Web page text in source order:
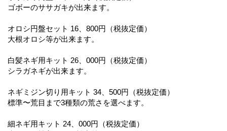
ゴボーのササガキが出来ます。
オロシ円盤セット 16、800円（税抜定価）
大根オロシ等が出来ます。
白髪ネギ用キット 26、000円（税抜定価）
シラガネギが出来ます。
ネギミジン切り用キット 34、500円（税抜定価）
標準〜荒目まで3種類の荒さを選べます。
細ネギ用キット 24、000円（税抜定価）